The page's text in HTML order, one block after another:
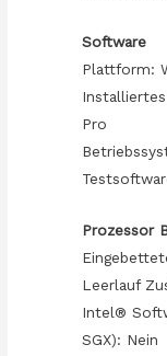
Software
Plattform:
Pro
Prozessor
Leerlauf
Intel®
SGX): Nein